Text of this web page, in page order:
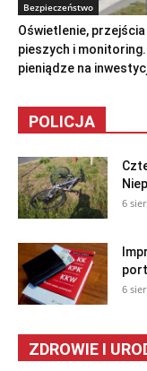
Bezpieczeństwo
Oświetlenie,
pieszych i monitoring.
pieniądze na
POLICJA
6
6
ZDROWIE I